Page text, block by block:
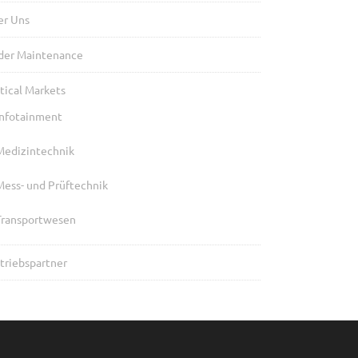
Uns
Maintenance
Markets
und Prüftechnik